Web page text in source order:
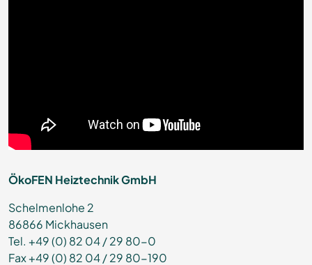
ÖkoFEN Heiztechnik GmbH
Schelmenlohe 2
86866 Mickhausen
Tel. +49 (0) 82 04 / 29 80-0
Fax +49 (0) 82 04 / 29 80-190